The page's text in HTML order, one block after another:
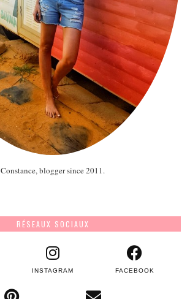
Constance, blogger since 2011.
RÉSEAUX SOCIAUX
INSTAGRAM FACEBOOK